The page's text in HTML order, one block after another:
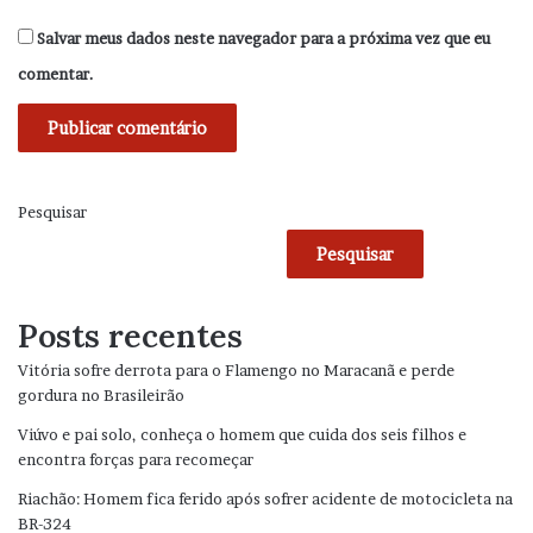
Salvar meus dados neste navegador para a próxima vez que eu
comentar.
Pesquisar
Pesquisar
Posts recentes
Vitória sofre derrota para o Flamengo no Maracanã e perde
gordura no Brasileirão
Viúvo e pai solo, conheça o homem que cuida dos seis filhos e
encontra forças para recomeçar
Riachão: Homem fica ferido após sofrer acidente de motocicleta na
BR-324